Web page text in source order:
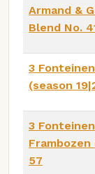
Armand &
Blend No.
3
(season
3
Frambozen
57